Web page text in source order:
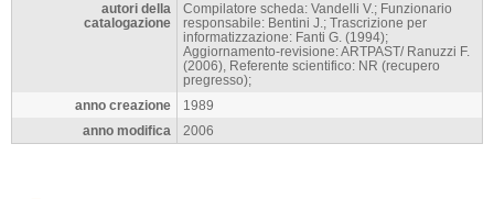
autori della
catalogazione
Compilatore scheda: Vandelli V.; Funzionario
responsabile: Bentini J.; Trascrizione per
informatizzazione: Fanti G. (1994);
Aggiornamento-revisione: ARTPAST/ Ranuzzi F.
(2006), Referente scientifico: NR (recupero
pregresso);
anno creazione
1989
anno modifica
2006